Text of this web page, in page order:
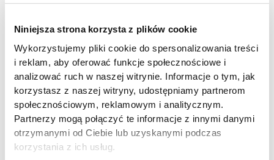
Niniejsza strona korzysta z plików cookie
Wykorzystujemy pliki cookie do spersonalizowania treści
i reklam, aby oferować funkcje społecznościowe i
analizować ruch w naszej witrynie. Informacje o tym, jak
korzystasz z naszej witryny, udostępniamy partnerom
społecznościowym, reklamowym i analitycznym.
Partnerzy mogą połączyć te informacje z innymi danymi
otrzymanymi od Ciebie lub uzyskanymi podczas
korzystania z ich usług.
Raport ląduje na półce, a firma wraca do starych
nawyków, jakby nic się nie wydarzyło. Z drugiej
strony są firmy, które z jednego projektu
doradczego wyciągają wyniki przewyższające […]
Read More »